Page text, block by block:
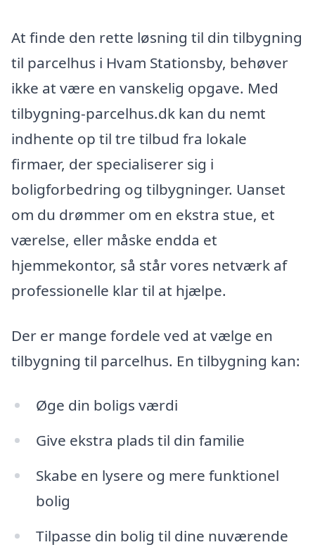
At finde den rette løsning til din tilbygning
til parcelhus i Hvam Stationsby, behøver
ikke at være en vanskelig opgave. Med
tilbygning-parcelhus.dk kan du nemt
indhente op til tre tilbud fra lokale
firmaer, der specialiserer sig i
boligforbedring og tilbygninger. Uanset
om du drømmer om en ekstra stue, et
værelse, eller måske endda et
hjemmekontor, så står vores netværk af
professionelle klar til at hjælpe.
Der er mange fordele ved at vælge en
tilbygning til parcelhus. En tilbygning kan:
Øge din boligs værdi
Give ekstra plads til din familie
Skabe en lysere og mere funktionel
bolig
Tilpasse din bolig til dine nuværende